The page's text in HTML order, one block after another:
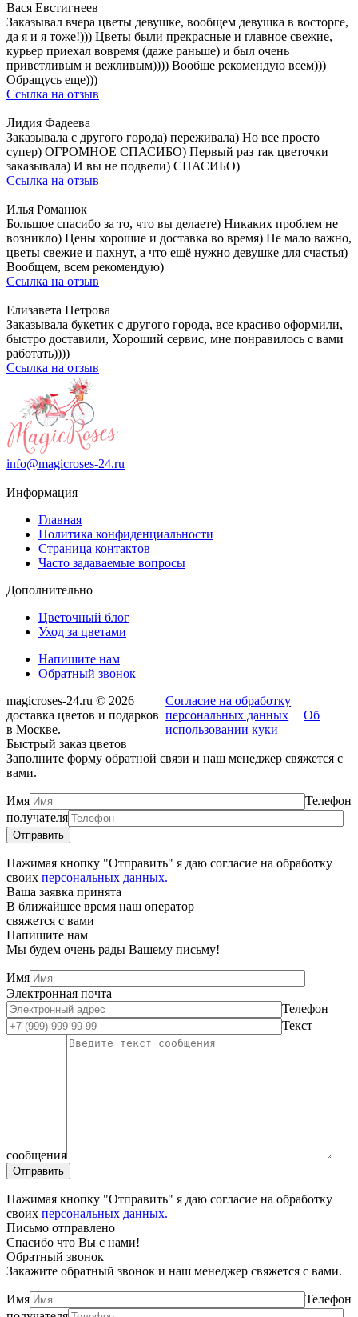
Вася Евстигнеев
Заказывал вчера цветы девушке, вообщем девушка в восторге,
да я и я тоже!))) Цветы были прекрасные и главное свежие,
курьер приехал вовремя (даже раньше) и был очень
приветливым и вежливым)))) Вообще рекомендую всем)))
Обращусь еще)))
Ссылка на отзыв
Лидия Фадеева
Заказывала с другого города) переживала) Но все просто
супер) ОГРОМНОЕ СПАСИБО) Первый раз так цветочки
заказывала) И вы не подвели) СПАСИБО)
Ссылка на отзыв
Илья Романюк
Большое спасибо за то, что вы делаете) Никаких проблем не
возникло) Цены хорошие и доставка во время) Не мало важно,
цветы свежие и пахнут, а что ещё нужно девушке для счастья)
Вообщем, всем рекомендую)
Ссылка на отзыв
Елизавета Петрова
Заказывала букетик с другого города, все красиво оформили,
быстро доставили, Хороший сервис, мне понравилось с вами
работать))))
Ссылка на отзыв
info@magicroses-24.ru
Информация
Главная
Политика конфиденциальности
Страница контактов
Часто задаваемые вопросы
Дополнительно
Цветочный блог
Уход за цветами
Напишите нам
Обратный звонок
magicroses-24.ru © 2026
доставка цветов и подарков
в Москве.
Согласие на обработку
персональных данных
Об
использовании куки
Быстрый заказ цветов
Заполните форму обратной связи и наш менеджер свяжется с
вами.
Имя
Телефон
получателя
Нажимая кнопку "Отправить" я даю согласие на обработку
своих персональных данных.
Ваша заявка принята
В ближайшее время наш оператор
свяжется с вами
Напишите нам
Мы будем очень рады Вашему письму!
Имя
Электронная почта
Телефон
Текст
сообщения
Нажимая кнопку "Отправить" я даю согласие на обработку
своих персональных данных.
Письмо отправлено
Спасибо что Вы с нами!
Обратный звонок
Закажите обратный звонок и наш менеджер свяжется с вами.
Имя
Телефон